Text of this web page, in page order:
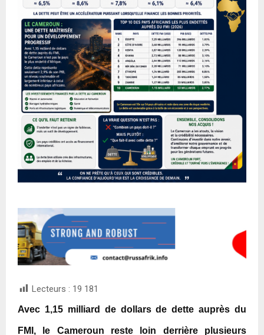
Lecteurs : 19 181
Avec 1,15 milliard de dollars de dette auprès du
FMI, le Cameroun reste loin derrière plusieurs